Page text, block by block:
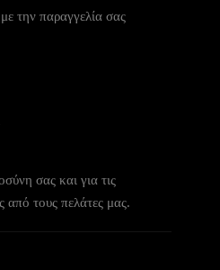
την παραγγελία σας
σας και για τις
από τους πελάτες μας.